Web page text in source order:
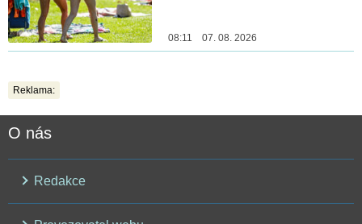
08:11 07. 08. 2026
Reklama:
O nás
Redakce